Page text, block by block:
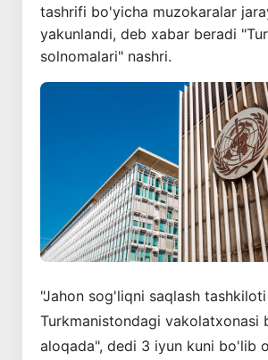
tashrifi bo'yicha muzokaralar
yakunlandi, deb xabar beradi
solnomalari" nashri.
"Jahon sog'liqni saqlash tashkiloti
Turkmanistondagi vakolatxonasi
aloqada", dedi 3 iyun kuni bo'lib